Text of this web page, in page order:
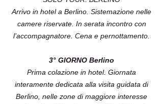
Arrivo in hotel a Berlino. Sistemazione nelle
camere riservate. In serata incontro con
l’accompagnatore. Cena e pernottamento.
3° GIORNO Berlino
Prima colazione in hotel. Giornata
interamente dedicata alla visita guidata di
Berlino, nelle zone di maggiore interesse